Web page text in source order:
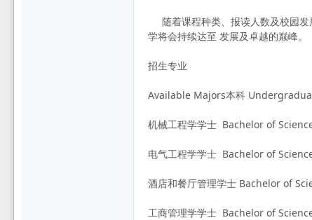
随着课程种类、报读人数及校园发
学将会持续达至 发展及卓越的巅峰。
招生专业
Available Majors本科
机械工程学学士 Bachelor of
电气工程学学士 Bachelor of
酒店和餐厅管理学士 Bachelor of
工商管理学学士 Bachelor of